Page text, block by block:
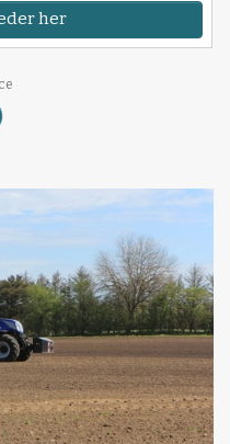
her